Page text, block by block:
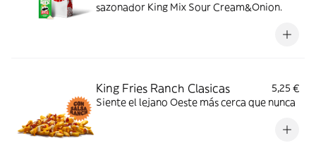
sazonador King Mix Sour Cream&Onion.
King Fries Ranch Clasicas
5,25 €
Siente el lejano Oeste más cerca que nunca